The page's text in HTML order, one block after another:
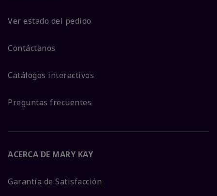
Ver estado del pedido
Contáctanos
Catálogos interactivos
Preguntas frecuentes
ACERCA DE MARY KAY
Garantía de Satisfacción